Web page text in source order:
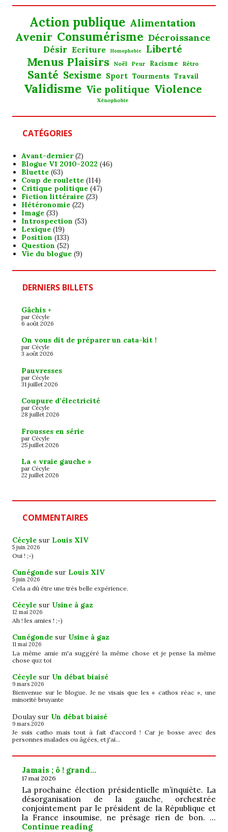
Action publique Alimentation
Avenir Consumérisme Décroissance
Désir Ecriture Homophobie Liberté
Menus Plaisirs Noël Peur Racisme Rétro
Santé Sexisme Sport Tourments Travail
Validisme Vie politique Violence
Xénophobie
CATÉGORIES
Avant-dernier(2)
Blogue V1 2010-2022 (46)
Bluette(63)
Coup de roulette(114)
Critique politique(47)
Fiction littéraire(23)
Hétéronomie(22)
Image(33)
Introspection (53)
Lexique(19)
Position (133)
Question (52)
Vie du blogue(9)
DERNIERS BILLETS
Gâchis +
par Cécyle
6 août 2026
On vous dit de préparer un cata-kit !
par Cécyle
3 août 2026
Pauvresses
par Cécyle
31 juillet 2026
Coupure d’électricité
par Cécyle
28 juillet 2026
Frousses en série
par Cécyle
25 juillet 2026
La « vraie gauche »
par Cécyle
22 juillet 2026
COMMENTAIRES
Cécyle sur Louis XIV
5 juin 2026
Oui ! ;-)
Cunégonde sur Louis XIV
5 juin 2026
Cela a dû être une très belle expérience.
Cécyle sur Usine à gaz
12 mai 2026
Ah ! les amies ! ;-)
Cunégonde sur Usine à gaz
11 mai 2026
La même amie m'a suggéré la même chose et je pense la même
chose quz toi
Cécyle sur Un débat biaisé
9 mars 2026
Bienvenue sur le blogue. Je ne visais que les « cathos réac », une
minorité bruyante
Doulaysur Un débat biaisé
9 mars 2026
Je suis catho mais tout à fait d'accord ! Car je bosse avec des
personnes malades ou âgées, et j'ai…
Jamais ; ô ! grand…
17 mai 2026
La prochaine élection présidentielle m’inquiète. La
désorganisation de la gauche, orchestrée
conjointement par le président de la République et
la France insoumise, ne présage rien de bon. …
Continue readingJamais ; ô ! grand…